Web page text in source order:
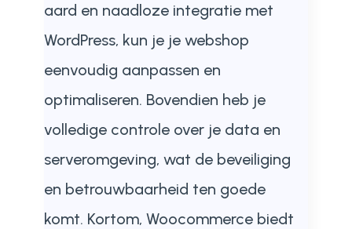
aard en naadloze integratie met
WordPress, kun je je webshop
eenvoudig aanpassen en
optimaliseren. Bovendien heb je
volledige controle over je data en
serveromgeving, wat de beveiliging
en betrouwbaarheid ten goede
komt. Kortom, Woocommerce biedt